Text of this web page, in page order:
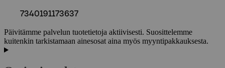
7340191173637
Päivitämme palvelun tuotetietoja aktiivisesti. Suosittelemme
kuitenkin tarkistamaan ainesosat aina myös myyntipakkauksesta.